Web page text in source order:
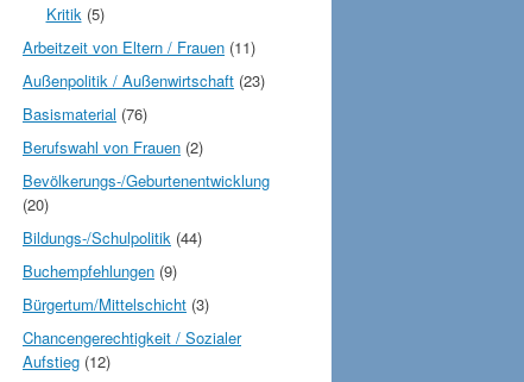
Kritik(5)
Arbeitzeit von Eltern / Frauen (11)
Außenpolitik / Außenwirtschaft (23)
Basismaterial (76)
Berufswahl von Frauen (2)
Bevölkerungs-/Geburtenentwicklung
(20)
Bildungs-/Schulpolitik (44)
Buchempfehlungen (9)
Bürgertum/Mittelschicht (3)
Chancengerechtigkeit / Sozialer
Aufstieg (12)